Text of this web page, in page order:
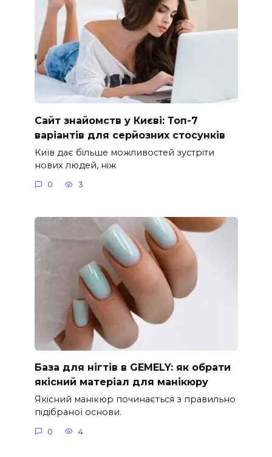
Сайт знайомств у Києві: Топ-7
варіантів для серйозних стосунків
Київ дає більше можливостей зустріти
нових людей, ніж
0 3
База для нігтів в GEMELY: як обрати
якісний матеріал для манікюру
Якісний манікюр починається з правильно
підібраної основи.
0 4